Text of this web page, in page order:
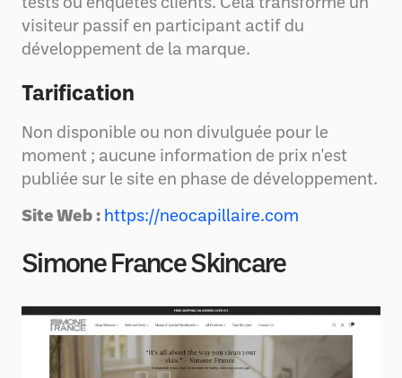
tests ou enquêtes clients. Cela transforme un
visiteur passif en participant actif du
développement de la marque.
Tarification
Non disponible ou non divulguée pour le
moment ; aucune information de prix n'est
publiée sur le site en phase de développement.
Site Web : https://neocapillaire.com
Simone France Skincare